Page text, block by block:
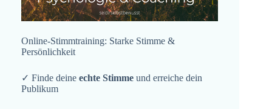
Online-Stimmtraining: Starke Stimme &
Persönlichkeit
✓ Finde deine echte Stimme und erreiche dein
Publikum